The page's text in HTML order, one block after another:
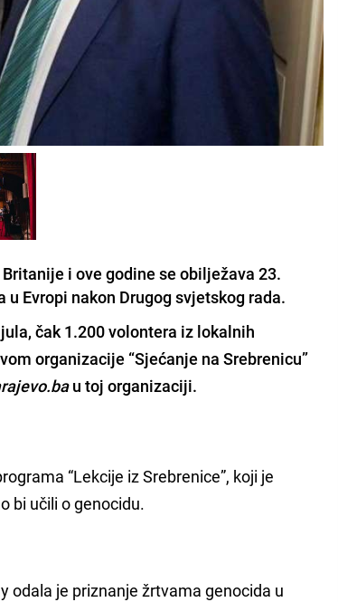
i ove godine se obilježava 23.
Evropi nakon Drugog svjetskog rada.
čak 1.200 volontera iz lokalnih
organizacije “Sjećanje na Srebrenicu”
u toj organizaciji.
“Lekcije iz Srebrenice”, koji je
bi učili o genocidu.
odala je priznanje žrtvama genocida u